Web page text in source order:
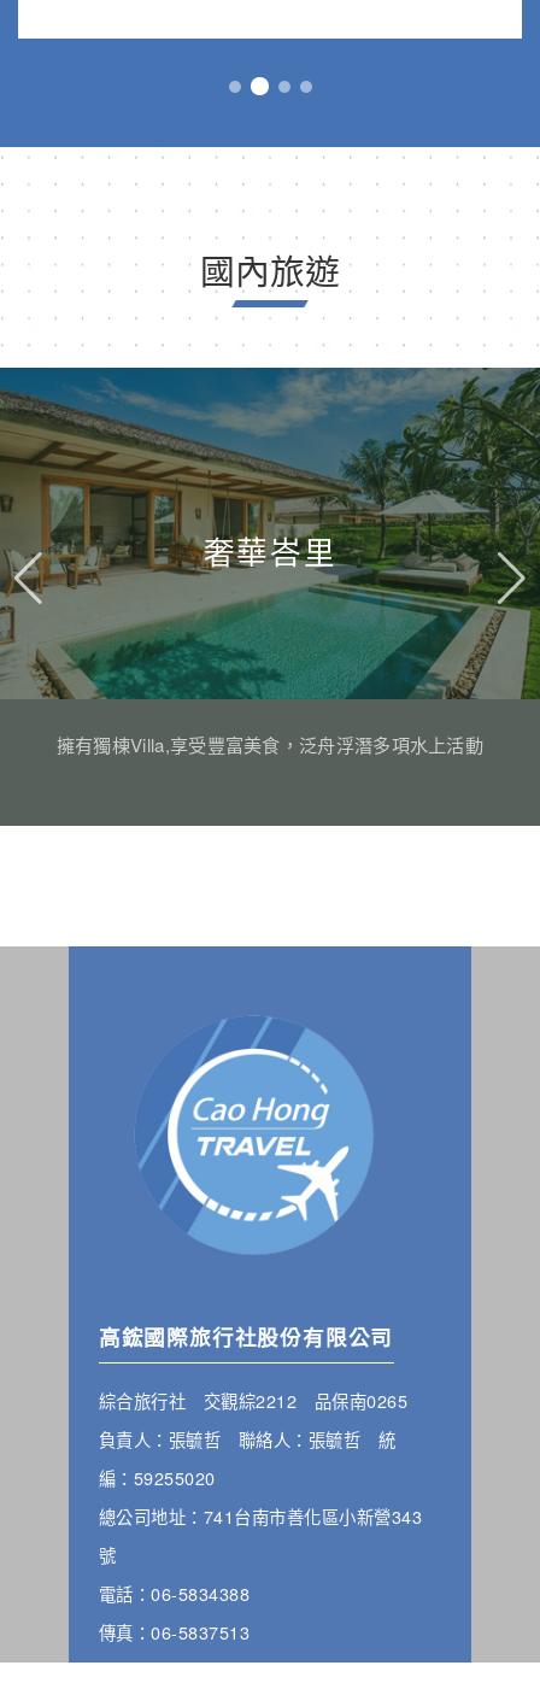
國內旅遊
奢華峇里
擁有獨棟Villa,享受豐富美食，泛舟浮潛多項水上活動
高鋐國際旅行社股份有限公司
綜合旅行社 交觀綜2212 品保南0265
負責人：張毓哲 聯絡人：張毓哲 統
編：59255020
總公司地址：741台南市善化區小新營343
號
電話：06-5834388
傳真：06-5837513
E-Mail：aineas@gmail.com